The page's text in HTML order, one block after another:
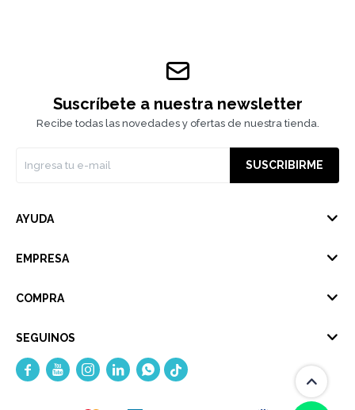
Suscríbete a nuestra newsletter
Recibe todas las novedades y ofertas de nuestra tienda.
SUSCRIBIRME
AYUDA
EMPRESA
COMPRA
SEGUINOS
    